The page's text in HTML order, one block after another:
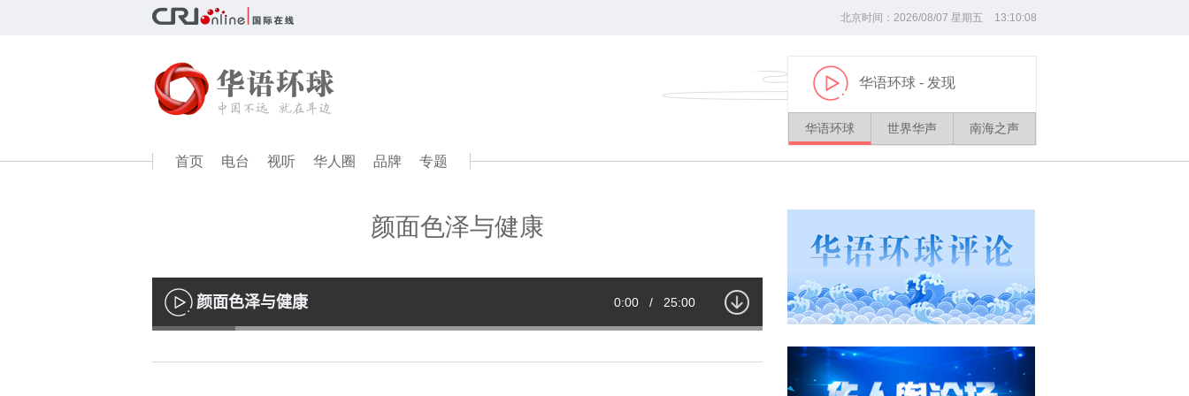
北京时间： 2026/08/07 星期五 13:10:08
播
放
华语环球 - 发现
华语环球 世界华声 南海之声
首页 电台 视听 华人圈 品牌 专题
颜面色泽与健康
播
放
颜面色泽与健康 Current
0:00 / Duration
25:00
Loaded: